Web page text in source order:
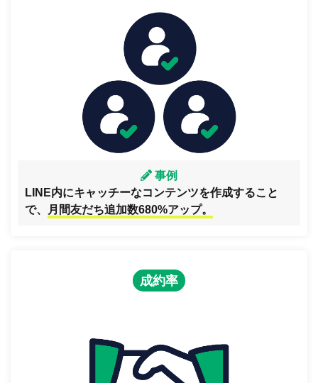
事例
LINE内にキャッチーなコンテンツを作成すること
で、
月間友だち追加数680%アップ。
成約率